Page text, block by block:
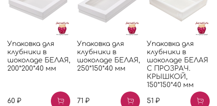
Упаковка для
клубники в
шоколаде БЕЛАЯ,
200*200*40 мм
60 ₽
Упаковка для
клубники в
шоколаде БЕЛАЯ,
250*150*40 мм
71 ₽
Упаковка для
клубники в
шоколаде БЕЛАЯ
С ПРОЗРАЧ.
КРЫШКОЙ,
150*150*40 мм
51 ₽